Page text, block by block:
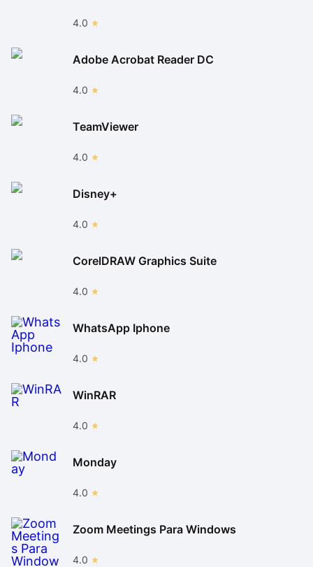
4.0
Adobe Acrobat Reader DC
4.0
TeamViewer
4.0
Disney+
4.0
CorelDRAW Graphics Suite
4.0
WhatsApp Iphone
4.0
WinRAR
4.0
Monday
4.0
Zoom Meetings Para Windows
4.0